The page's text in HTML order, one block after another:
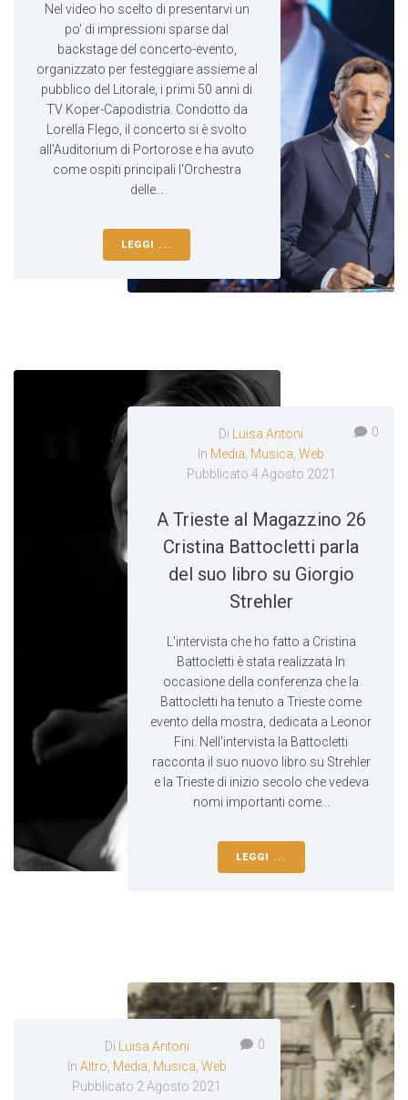
Nel video ho scelto di presentarvi un
po' di impressioni sparse dal
backstage del concerto-evento,
organizzato per festeggiare assieme al
pubblico del Litorale, i primi 50 anni di
TV Koper-Capodistria. Condotto da
Lorella Flego, il concerto si è svolto
all'Auditorium di Portorose e ha avuto
come ospiti principali l'Orchestra
delle...
LEGGI ...
0
Di Luisa Antoni
In Media, Musica,Web
Pubblicato 4 Agosto 2021
A Trieste al Magazzino 26
Cristina Battocletti parla
del suo libro su Giorgio
Strehler
L'intervista che ho fatto a Cristina
Battocletti è stata realizzata In
occasione della conferenza che la
Battocletti ha tenuto a Trieste come
evento della mostra, dedicata a Leonor
Fini. Nell'intervista la Battocletti
racconta il suo nuovo libro su Strehler
e la Trieste di inizio secolo che vedeva
nomi importanti come...
LEGGI ...
0
Di Luisa Antoni
In Altro, Media, Musica, Web
Pubblicato 2 Agosto 2021